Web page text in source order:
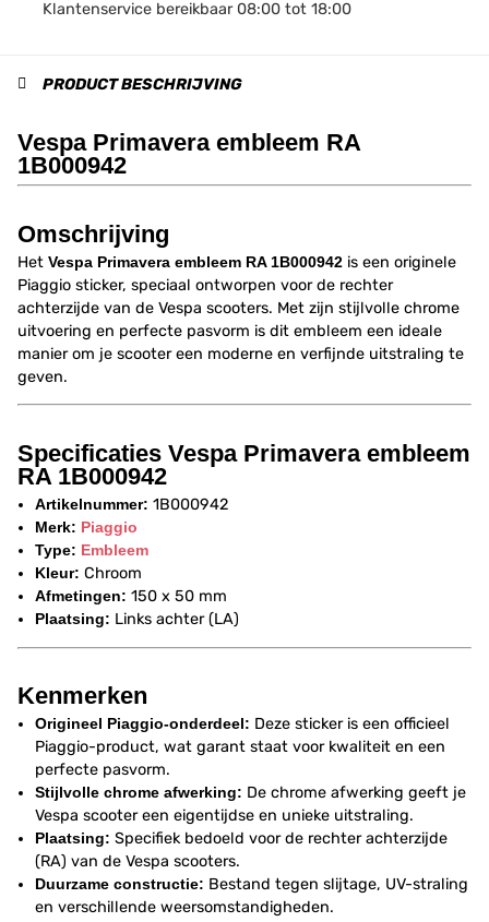
Klantenservice bereikbaar 08:00 tot 18:00
PRODUCT BESCHRIJVING
Vespa Primavera embleem RA
1B000942
Omschrijving
Het Vespa Primavera embleem RA 1B000942 is een originele
Piaggio sticker, speciaal ontworpen voor de rechter
achterzijde van de Vespa scooters. Met zijn stijlvolle chrome
uitvoering en perfecte pasvorm is dit embleem een ideale
manier om je scooter een moderne en verfijnde uitstraling te
geven.
Specificaties Vespa Primavera embleem
RA 1B000942
Artikelnummer: 1B000942
Merk: Piaggio
Type: Embleem
Kleur: Chroom
Afmetingen: 150 x 50 mm
Plaatsing: Links achter (LA)
Kenmerken
Origineel Piaggio-onderdeel: Deze sticker is een officieel
Piaggio-product, wat garant staat voor kwaliteit en een
perfecte pasvorm.
Stijlvolle chrome afwerking: De chrome afwerking geeft je
Vespa scooter een eigentijdse en unieke uitstraling.
Plaatsing: Specifiek bedoeld voor de rechter achterzijde
(RA) van de Vespa scooters.
Duurzame constructie: Bestand tegen slijtage, UV-straling
en verschillende weersomstandigheden.